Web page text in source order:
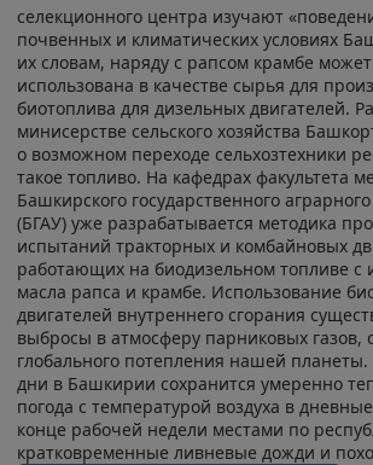
селекционного центра изучают
почвенных и климатических условиях
их словам, наряду с рапсом крамбе
использована в качестве сырья для
биотоплива для дизельных двигателей.
минисерстве сельского хозяйства
о возможном переходе сельхозтехники
такое топливо. На кафедрах факультета
Башкирского государственного
(БГАУ) уже разрабатывается методика
испытаний тракторных и комбайновых
работающих на биодизельном топливе с
масла рапса и крамбе. Использование
двигателей внутреннего сгорания
выбросы в атмосферу парниковых газов,
глобального потепления нашей
дни в Башкирии сохранится умеренно
погода с температурой воздуха в
конце рабочей недели местами по
кратковременные ливневые дожди и